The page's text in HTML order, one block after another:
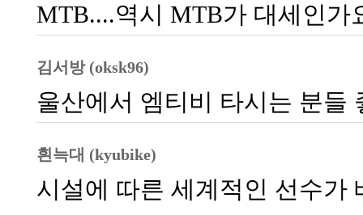
MTB....역시 MTB가 대세인가
김서방 (oksk96)
울산에서 엠티비 타시는 분들
흰늑대 (kyubike)
시설에 따른 세계적인 선수가